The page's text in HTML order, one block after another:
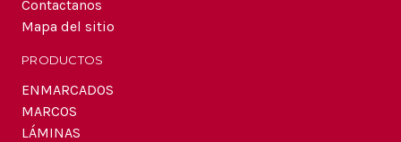
Contactanos
Mapa del sitio
PRODUCTOS
ENMARCADOS
MARCOS
LÁMINAS